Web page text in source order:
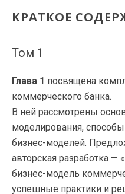
КРАТКОЕ
Том 1
Глава 1 посвящена
коммерческого банка.
В ней рассмотрены
моделирования,
бизнес-моделей.
авторская разработка —
бизнес-модель
успешные практики и